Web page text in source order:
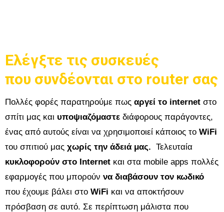
Ελέγξτε τις συσκευές
που συνδέονται στο router σας
Πολλές φορές παρατηρούμε πως αργεί το internet στο
σπίτι μας και υποψιαζόμαστε διάφορους παράγοντες,
ένας από αυτούς είναι να χρησιμοποιεί κάποιος το WiFi
του σπιτιού μας χωρίς την άδειά μας. Τελευταία
κυκλοφορούν στο Internet και στα mobile apps πολλές
εφαρμογές που μπορούν να διαβάσουν τον κωδικό
που έχουμε βάλει στο WiFi και να αποκτήσουν
πρόσβαση σε αυτό. Σε περίπτωση μάλιστα που